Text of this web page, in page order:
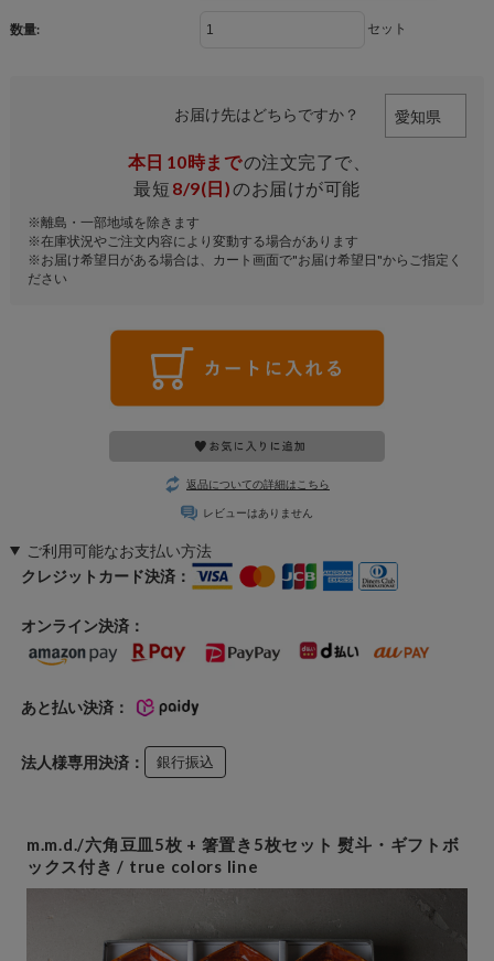
数量: セット
お届け先はどちらですか？
本日 10時までの注文完了で、
最短 8/9(日)のお届けが可能
※離島・一部地域を除きます
※在庫状況やご注文内容により変動する場合があります
※お届け希望日がある場合は、カート画面で"お届け希望日"からご指定く
ださい
返品についての詳細はこちら
レビューはありません
ご利用可能なお支払い方法
クレジットカード決済：
オンライン決済：
あと払い決済：
法人様専用決済： 銀行振込
m.m.d./六角豆皿5枚 + 箸置き5枚セット 熨斗・ギフトボ
ックス付き / true colors line